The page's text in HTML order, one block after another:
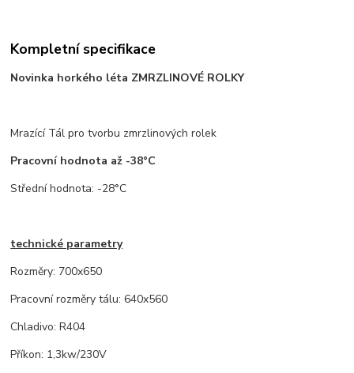
Kompletní specifikace
Novinka horkého léta ZMRZLINOVÉ ROLKY
Mrazící Tál pro tvorbu zmrzlinových rolek
Pracovní hodnota až -38°C
Střední hodnota: -28°C
technické parametry
Rozměry: 700x650
Pracovní rozměry tálu: 640x560
Chladivo: R404
Příkon: 1,3kw/230V